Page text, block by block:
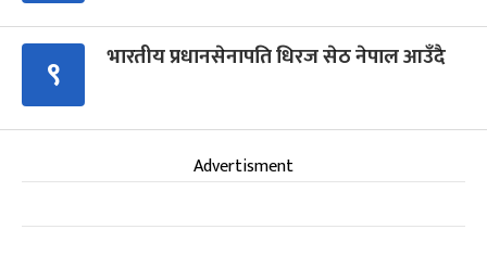
९ भारतीय प्रधानसेनापति धिरज सेठ नेपाल आउँदै
Advertisment